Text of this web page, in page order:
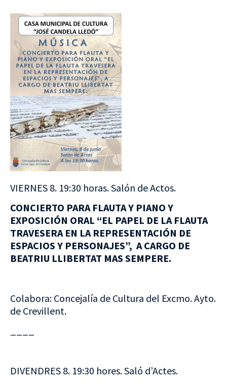
VIERNES 8. 19:30 horas. Salón de Actos.
CONCIERTO PARA FLAUTA Y PIANO Y
EXPOSICIÓN ORAL “EL PAPEL DE LA FLAUTA
TRAVESERA EN LA REPRESENTACIÓN DE
ESPACIOS Y PERSONAJES”, A CARGO DE
BEATRIU LLIBERTAT MAS SEMPERE.
Colabora: Concejalía de Cultura del Excmo. Ayto.
de Crevillent.
DIVENDRES 8. 19:30 hores. Saló d’Actes.